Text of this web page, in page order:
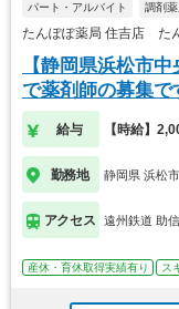
パート・アルバイト 調剤
たんぽぽ薬局 住吉店 た
【静岡県浜松市
で薬剤師の募集で
給与 【時給】
勤務地 静岡県 浜松
アクセス 遠州鉄道 助
産休・育休取得実績有り ス